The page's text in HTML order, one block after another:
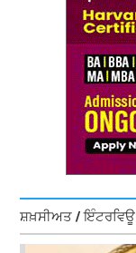
ਸ਼ਖ਼ਸੀਅਤ / ਇੰਟਰਵਿਊ